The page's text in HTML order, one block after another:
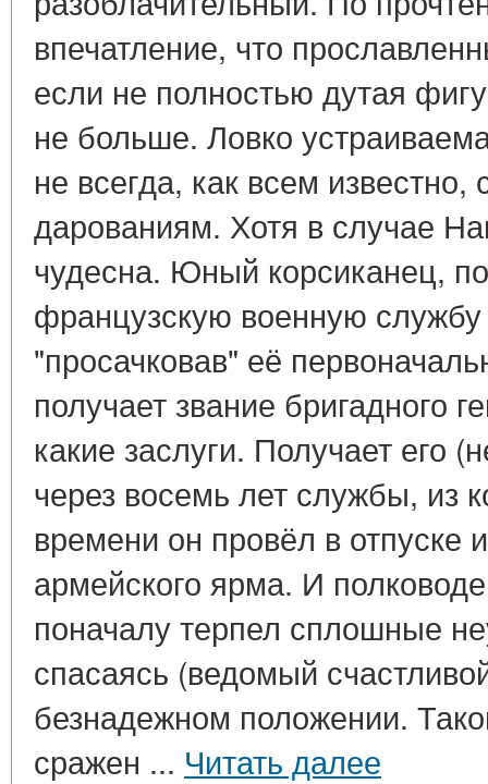
впечатление, что
если не полностью дутая
не больше. Ловко
не всегда, как всем известно,
дарованиям. Хотя в случае
чудесна. Юный корсиканец,
французскую военную службу
"просачковав" её
получает звание бригадного
какие заслуги. Получает его
через восемь лет службы, из
времени он провёл в отпуске
армейского ярма. И
поначалу терпел сплошные
спасаясь (ведомый
безнадежном положении.
сражен ... Читать далее